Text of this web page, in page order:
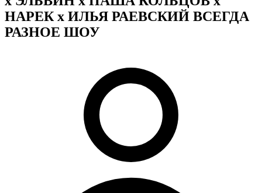
НАРЕК х ИЛЬЯ РАЕВСКИЙ ВСЕГДА
РАЗНОЕ ШОУ